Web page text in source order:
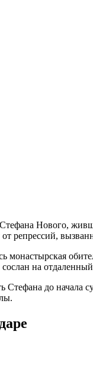
Нового,
репрессий,
монастырская
на
до начала